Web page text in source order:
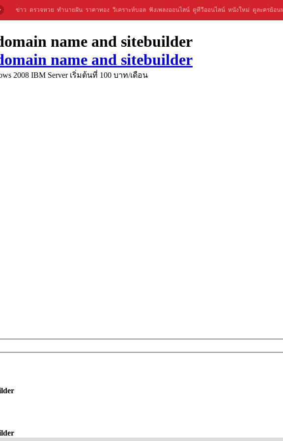
ข่าว ตรวจหวย ทำนายฝัน ราคาทอง วิเคราะห์บอล ฟังเพลงออนไลน์ ดูทีวีออนไลน์ หนังใหม่ ดูละครย้อน
name and sitebuilder
name and sitebuilder
2008 IBM Server เริ่มต้นที่ 100 บาท/เดือน